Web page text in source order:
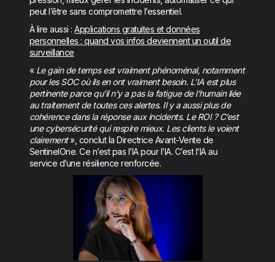
peut l’être sans compromettre l’essentiel.
À lire aussi :Applications gratuites et données
personnelles : quand vos infos deviennent un outil de
surveillance
« Le gain de temps est vraiment phénoménal, notamment
pour les SOC où ils en ont vraiment besoin. L’IA est plus
pertinente parce qu’il n’y a pas la fatigue de l’humain liée
au traitement de toutes ces alertes. Il y a aussi plus de
cohérence dans la réponse aux incidents. Le ROI ? C’est
une cybersécurité qui respire mieux. Les clients le voient
clairement», conclut la Directrice Avant-Vente de
SentinelOne. Ce n’est pas l’IA pour l’IA. C’est l’IA au
service d’une résilience renforcée.